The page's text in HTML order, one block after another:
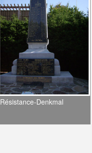
Résistance-Denkmal